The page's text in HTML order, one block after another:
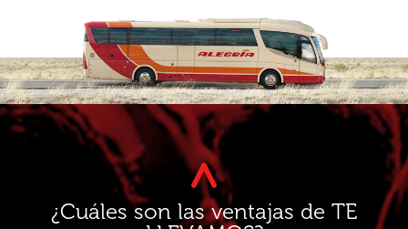
¿Cuáles son las ventajas de TE